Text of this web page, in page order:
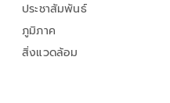
ประชาสัมพันธ์
ภูมิภาค
สิ่งแวดล้อม